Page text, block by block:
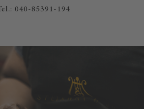
040-85391-194